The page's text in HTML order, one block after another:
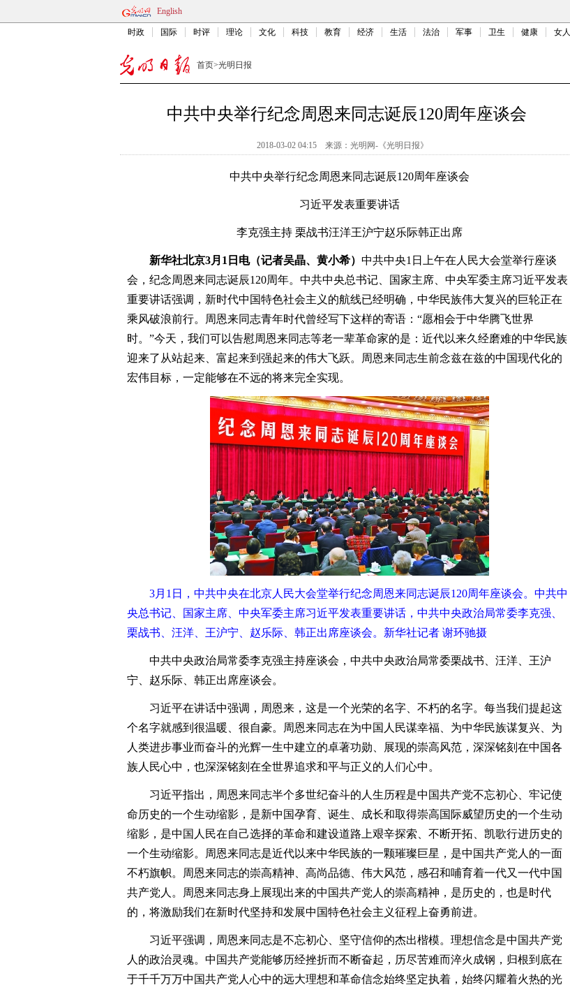
English
时政 国际 时评 理论 文化 科技 教育 经济 生活 法治 军事 卫生 健康 女人
首页>光明日报
中共中央举行纪念周恩来同志诞辰120周年座谈会
2018-03-02 04:15 来源： 光明网-《光明日报》
中共中央举行纪念周恩来同志诞辰120周年座谈会
习近平发表重要讲话
李克强主持 栗战书汪洋王沪宁赵乐际韩正出席
新华社北京3月1日电（记者吴晶、黄小希） 中共中央1日上午在人民大会堂举行座谈
会，纪念周恩来同志诞辰120周年。中共中央总书记、国家主席、中央军委主席习近平发表
重要讲话强调，新时代中国特色社会主义的航线已经明确，中华民族伟大复兴的巨轮正在
乘风破浪前行。周恩来同志青年时代曾经写下这样的寄语：“愿相会于中华腾飞世界
时。”今天，我们可以告慰周恩来同志等老一辈革命家的是：近代以来久经磨难的中华民族
迎来了从站起来、富起来到强起来的伟大飞跃。周恩来同志生前念兹在兹的中国现代化的
宏伟目标，一定能够在不远的将来完全实现。
3月1日，中共中央在北京人民大会堂举行纪念周恩来同志诞辰120周年座谈会。中共中
央总书记、国家主席、中央军委主席习近平发表重要讲话，中共中央政治局常委李克强、
栗战书、汪洋、王沪宁、赵乐际、韩正出席座谈会。新华社记者 谢环驰摄
中共中央政治局常委李克强主持座谈会，中共中央政治局常委栗战书、汪洋、王沪
宁、赵乐际、韩正出席座谈会。
习近平在讲话中强调，周恩来，这是一个光荣的名字、不朽的名字。每当我们提起这
个名字就感到很温暖、很自豪。周恩来同志在为中国人民谋幸福、为中华民族谋复兴、为
人类进步事业而奋斗的光辉一生中建立的卓著功勋、展现的崇高风范，深深铭刻在中国各
族人民心中，也深深铭刻在全世界追求和平与正义的人们心中。
习近平指出，周恩来同志半个多世纪奋斗的人生历程是中国共产党不忘初心、牢记使
命历史的一个生动缩影，是新中国孕育、诞生、成长和取得崇高国际威望历史的一个生动
缩影，是中国人民在自己选择的革命和建设道路上艰辛探索、不断开拓、凯歌行进历史的
一个生动缩影。周恩来同志是近代以来中华民族的一颗璀璨巨星，是中国共产党人的一面
不朽旗帜。周恩来同志的崇高精神、高尚品德、伟大风范，感召和哺育着一代又一代中国
共产党人。周恩来同志身上展现出来的中国共产党人的崇高精神，是历史的，也是时代
的，将激励我们在新时代坚持和发展中国特色社会主义征程上奋勇前进。
习近平强调，周恩来同志是不忘初心、坚守信仰的杰出楷模。理想信念是中国共产党
人的政治灵魂。中国共产党能够历经挫折而不断奋起，历尽苦难而淬火成钢，归根到底在
于千千万万中国共产党人心中的远大理想和革命信念始终坚定执着，始终闪耀着火热的光